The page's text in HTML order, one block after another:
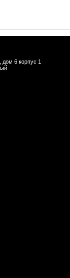
6 корпус 1